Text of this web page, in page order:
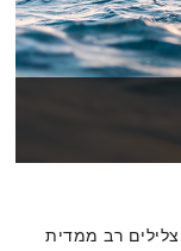
רב ממדית